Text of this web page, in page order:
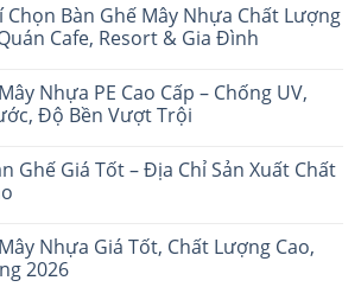
Chọn Bàn Ghế Mây Nhựa Chất Lượng
Cafe, Resort & Gia Đình
Nhựa PE Cao Cấp – Chống UV,
Độ Bền Vượt Trội
Ghế Giá Tốt – Địa Chỉ Sản Xuất Chất
Nhựa Giá Tốt, Chất Lượng Cao,
2026